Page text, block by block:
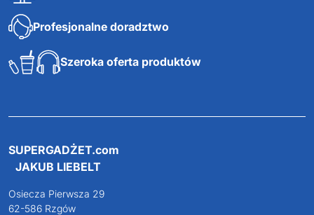
Darmowa wizualizacja
Szeroka oferta produktów
SUPERGADŻET.com